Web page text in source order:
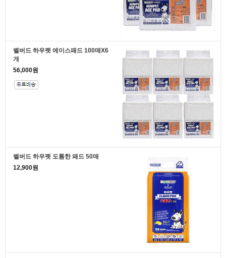
벨버드 하우펫 에이스패드 100매X6
개
56,000원
벨버드 하우펫 도톰한 패드 50매
12,900원